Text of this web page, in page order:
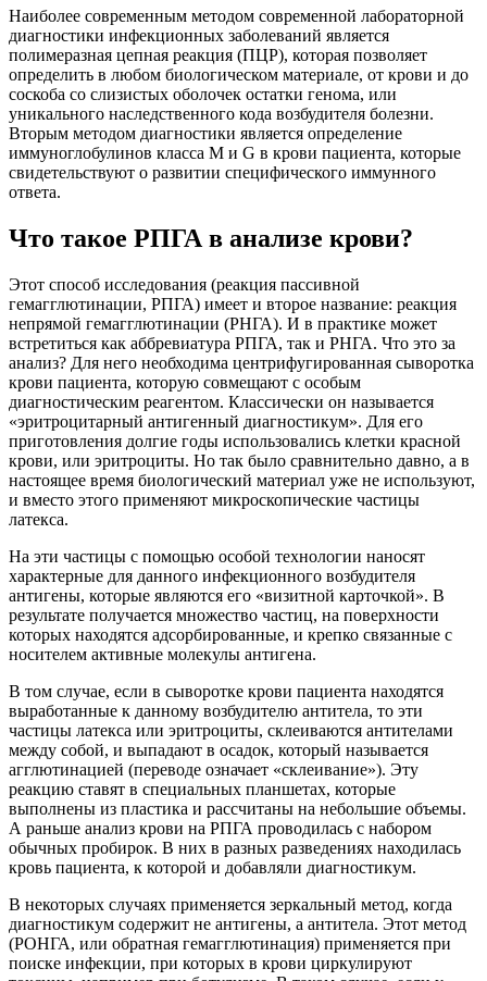
Наиболее современным методом современной лабораторной
диагностики инфекционных заболеваний является
полимеразная цепная реакция (ПЦР), которая позволяет
определить в любом биологическом материале, от крови и до
соскоба со слизистых оболочек остатки генома, или
уникального наследственного кода возбудителя болезни.
Вторым методом диагностики является определение
иммуноглобулинов класса М и G в крови пациента, которые
свидетельствуют о развитии специфического иммунного
ответа.
Что такое РПГА в анализе крови?
Этот способ исследования (реакция пассивной
гемагглютинации, РПГА) имеет и второе название: реакция
непрямой гемагглютинации (РНГА). И в практике может
встретиться как аббревиатура РПГА, так и РНГА. Что это за
анализ? Для него необходима центрифугированная сыворотка
крови пациента, которую совмещают с особым
диагностическим реагентом. Классически он называется
«эритроцитарный антигенный диагностикум». Для его
приготовления долгие годы использовались клетки красной
крови, или эритроциты. Но так было сравнительно давно, а в
настоящее время биологический материал уже не используют,
и вместо этого применяют микроскопические частицы
латекса.
На эти частицы с помощью особой технологии наносят
характерные для данного инфекционного возбудителя
антигены, которые являются его «визитной карточкой». В
результате получается множество частиц, на поверхности
которых находятся адсорбированные, и крепко связанные с
носителем активные молекулы антигена.
В том случае, если в сыворотке крови пациента находятся
выработанные к данному возбудителю антитела, то эти
частицы латекса или эритроциты, склеиваются антителами
между собой, и выпадают в осадок, который называется
агглютинацией (переводе означает «склеивание»). Эту
реакцию ставят в специальных планшетах, которые
выполнены из пластика и рассчитаны на небольшие объемы.
А раньше анализ крови на РПГА проводилась с набором
обычных пробирок. В них в разных разведениях находилась
кровь пациента, к которой и добавляли диагностикум.
В некоторых случаях применяется зеркальный метод, когда
диагностикум содержит не антигены, а антитела. Этот метод
(РОНГА, или обратная гемагглютинация) применяется при
поиске инфекции, при которых в крови циркулируют